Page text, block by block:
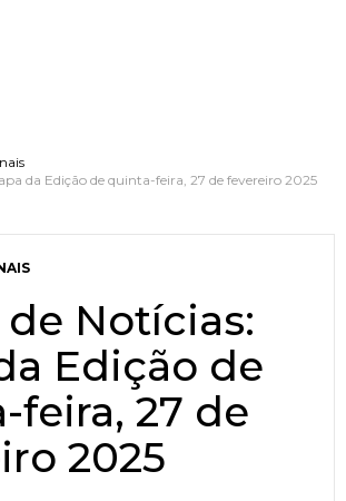
da Edição de quinta-feira, 27 de fevereiro 2025
Notícias:
Edição de
feira, 27 de
2025